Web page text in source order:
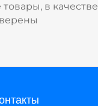
в качестве